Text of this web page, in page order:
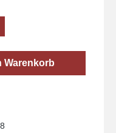
gewünschten
Warenkorb